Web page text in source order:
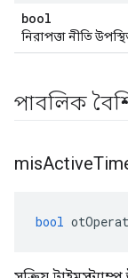
bool
নিরাপত্তা নীতি
পাবলিক
misActive
bool